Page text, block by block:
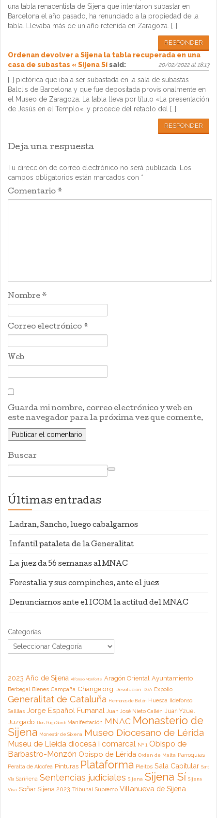
una tabla renacentista de Sijena que intentaron subastar en
Barcelona el año pasado, ha renunciado a la propiedad de la
tabla. Llevaba más de un año retenida en Zaragoza. […]
RESPONDER
Ordenan devolver a Sijena la tabla recuperada en una
casa de subastas « Sijena Sísaid: 20/02/2022 at 18:13
[…] pictórica que iba a ser subastada en la sala de subastas
Balclis de Barcelona y que fue depositada provisionalmente en
el Museo de Zaragoza. La tabla lleva por título «La presentación
de Jesús en el Templo«, y procede del retablo del […]
RESPONDER
Deja una respuesta
Tu dirección de correo electrónico no será publicada.
Los
campos obligatorios están marcados con *
Comentario *
Nombre *
Correo electrónico *
Web
Guarda mi nombre, correo electrónico y web en
este navegador para la próxima vez que comente.
Buscar
Últimas entradas
Ladran, Sancho, luego cabalgamos
Infantil pataleta de la Generalitat
La juez da 56 semanas al MNAC
Forestalia y sus compinches, ante el juez
Denunciamos ante el ICOM la actitud del MNAC
Categorías
2023 Año de Sijena Alfonso Monforte Aragón Oriental Ayuntamiento
Berbegal Bienes Campaña Change.org Devolución DGA Expolio
Generalitat de Cataluña Hermanas de Belén Huesca Ildefonso
Sallllas Jorge Español Fumanal Juan José Nieto Callén Juan Yzuel
Juzgado Lluis Puig i Gordi Manifestación MNAC Monasterio de
Sijena Monestir de Sixena Museo Diocesano de Lérida
Museu de Lleida diocesà i comarcal Nº 1 Obispo de
Barbastro-Monzón Obispo de Lérida Orden de Malta Parroquias
Peralta de Alcofea Pinturas Plataforma Pleitos Sala Capitular Santi
Vila Sariñena Sentencias judiciales Sijena Sijena Sí Sijena
Viva Soñar Sijena 2023 Tribunal Supremo Villanueva de Sijena